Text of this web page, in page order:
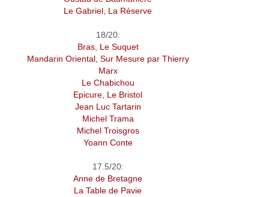
Le Gabriel, La Réserve
18/20:
Bras, Le Suquet
Mandarin Oriental, Sur Mesure par Thierry
Marx
Le Chabichou
Epicure, Le Bristol
Jean Luc Tartarin
Michel Trama
Michel Troisgros
Yoann Conte
17.5/20:
Anne de Bretagne
La Table de Pavie